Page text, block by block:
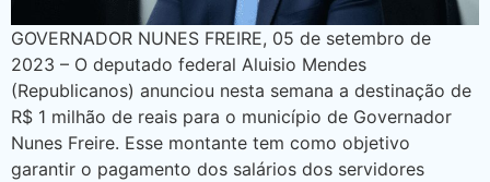
GOVERNADOR NUNES FREIRE, 05 de setembro de
2023 – O deputado federal Aluisio Mendes
(Republicanos) anunciou nesta semana a destinação de
R$ 1 milhão de reais para o município de Governador
Nunes Freire. Esse montante tem como objetivo
garantir o pagamento dos salários dos servidores